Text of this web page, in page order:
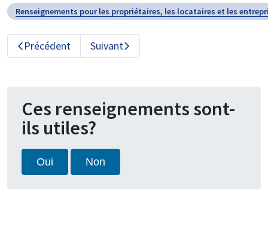
Renseignements pour les propriétaires, les locataires et les
Précédent Suivant
Ces renseignements sont-
ils utiles?
Oui Non